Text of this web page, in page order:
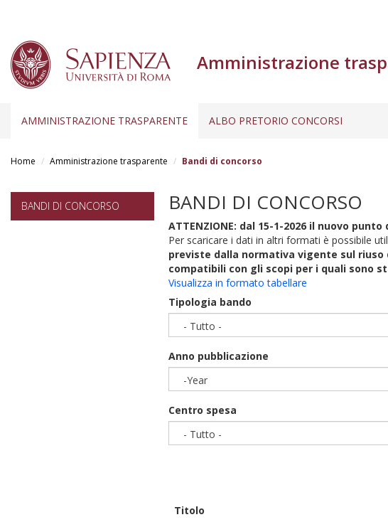
Amministrazione
AMMINISTRAZIONE TRASPARENTE ALBO PRETORIO CONCORSI
Home Amministrazione trasparente Bandi di concorso
BANDI DI CONCORSO BANDI DI CONCORSO
ATTENZIONE: dal 15-1-2026 il nuovo
Per scaricare i dati in altri formati è possibile
previste dalla normativa vigente sul riuso
compatibili con gli scopi per i quali sono
Visualizza in formato tabellare
Tipologia bando
- Tutto -
Anno pubblicazione
-Year
Centro spesa
- Tutto -
Titolo